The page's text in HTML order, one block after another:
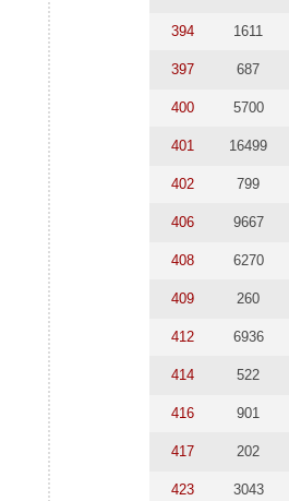
394 1611
397 687
400 5700
401 16499
402 799
406 9667
408 6270
409 260
412 6936
414 522
416 901
417 202
423 3043